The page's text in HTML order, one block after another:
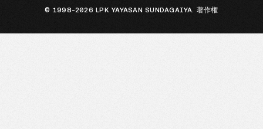
© 1998-2026 LPK YAYASAN SUNDAGAIYA. 著作権